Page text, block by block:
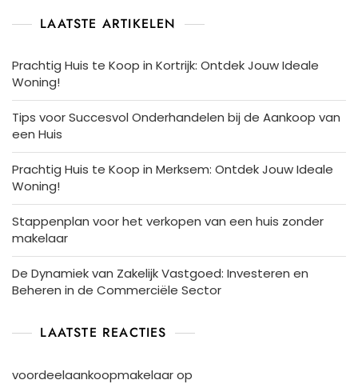
LAATSTE ARTIKELEN
Prachtig Huis te Koop in Kortrijk: Ontdek Jouw Ideale
Woning!
Tips voor Succesvol Onderhandelen bij de Aankoop van
een Huis
Prachtig Huis te Koop in Merksem: Ontdek Jouw Ideale
Woning!
Stappenplan voor het verkopen van een huis zonder
makelaar
De Dynamiek van Zakelijk Vastgoed: Investeren en
Beheren in de Commerciële Sector
LAATSTE REACTIES
voordeelaankoopmakelaarop